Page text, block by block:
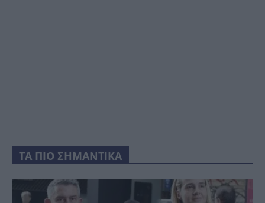
ΤΑ ΠΙΟ ΣΗΜΑΝΤΙΚΑ